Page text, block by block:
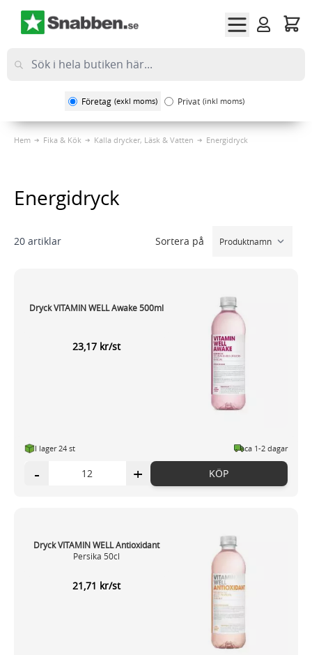
Företag (exkl moms) Privat (inkl moms)
Hem Fika & Kök Kalla drycker, Läsk & Vatten Energidryck
Energidryck
20 artiklar Sortera på
Dryck VITAMIN WELL Awake 500ml
23,17 kr/st
I lager 24 st ca 1-2 dagar
- + KÖP
Dryck VITAMIN WELL Antioxidant
Persika 50cl
21,71 kr/st